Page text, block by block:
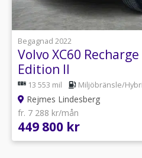
1
Begagnad 2022
Volvo XC60
Edition II
13 553 mil Miljöbränsle/
Rejmes Lindesberg
fr. 7 288 kr/mån
449 800 kr